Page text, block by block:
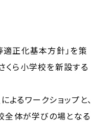
正化基本方針」を策
くら小学校を新設する
るワークショップと、
全体が学びの場となる